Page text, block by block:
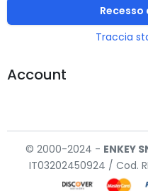
Traccia
Account
© 2000-2024 - ENKEY
IT03202450924 / Cod.